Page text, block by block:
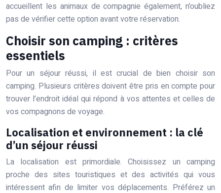
accueillent les animaux de compagnie également, n’oubliez
pas de vérifier cette option avant votre réservation.
Choisir son camping : critères
essentiels
Pour un séjour réussi, il est crucial de bien choisir son
camping. Plusieurs critères doivent être pris en compte pour
trouver l’endroit idéal qui répond à vos attentes et celles de
vos compagnons de voyage.
Localisation et environnement : la clé
d’un séjour réussi
La localisation est primordiale. Choisissez un camping
proche des sites touristiques et des activités qui vous
intéressent afin de limiter vos déplacements. Préférez un